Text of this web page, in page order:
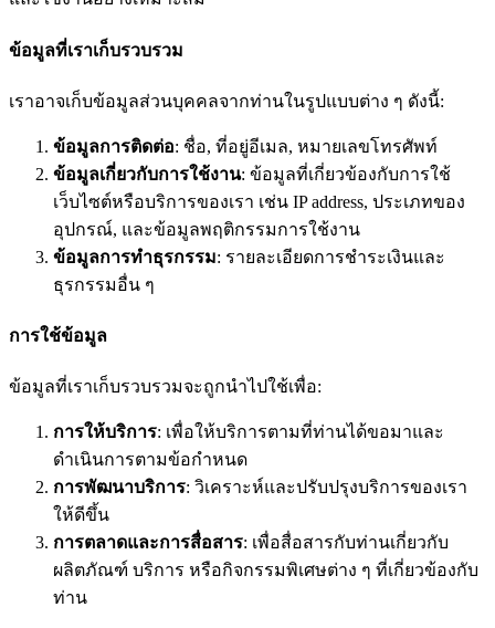
ข้อมูลที่เราเก็บรวบรวม
เราอาจเก็บข้อมูลส่วนบุคคลจากท่านในรูปแบบต่าง ๆ ดังนี้:
ข้อมูลการติดต่อ: ชื่อ, ที่อยู่อีเมล, หมายเลขโทรศัพท์
ข้อมูลเกี่ยวกับการใช้งาน: ข้อมูลที่เกี่ยวข้องกับการใช้
เว็บไซต์หรือบริการของเรา เช่น IP address, ประเภทของ
อุปกรณ์, และข้อมูลพฤติกรรมการใช้งาน
ข้อมูลการทำธุรกรรม: รายละเอียดการชำระเงินและ
ธุรกรรมอื่น ๆ
การใช้ข้อมูล
ข้อมูลที่เราเก็บรวบรวมจะถูกนำไปใช้เพื่อ:
การให้บริการ: เพื่อให้บริการตามที่ท่านได้ขอมาและ
ดำเนินการตามข้อกำหนด
การพัฒนาบริการ: วิเคราะห์และปรับปรุงบริการของเรา
ให้ดีขึ้น
การตลาดและการสื่อสาร: เพื่อสื่อสารกับท่านเกี่ยวกับ
ผลิตภัณฑ์ บริการ หรือกิจกรรมพิเศษต่าง ๆ ที่เกี่ยวข้องกับ
ท่าน